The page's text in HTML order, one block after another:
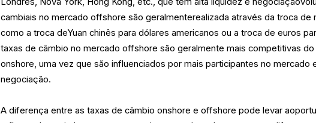
cambiais no mercado offshore são geralmenterealizada através da troca de
como a troca deYuan chinês para dólares americanos ou a troca de euros
taxas de câmbio no mercado offshore são geralmente mais competitivas
onshore, uma vez que são influenciados por mais participantes no mercado
negociação.
A diferença entre as taxas de câmbio onshore e offshore pode levar